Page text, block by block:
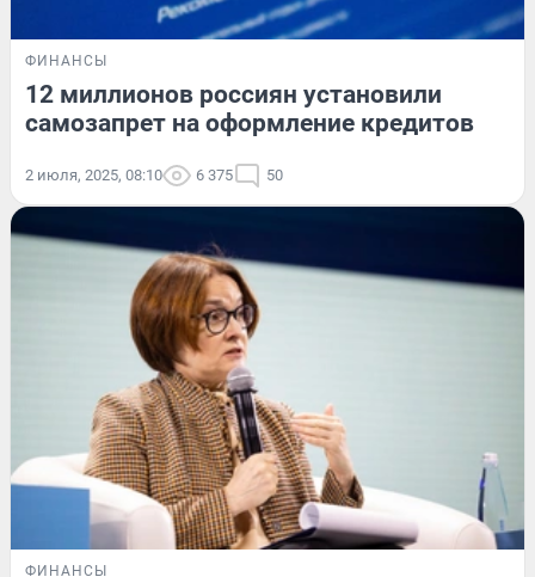
ФИНАНСЫ
12 миллионов россиян установили
самозапрет на оформление кредитов
2 июля, 2025, 08:10 6 375 50
ФИНАНСЫ